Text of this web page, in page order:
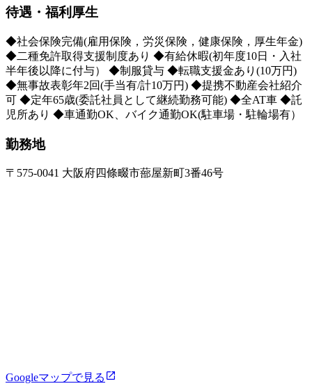
待遇・福利厚生
◆社会保険完備(雇用保険，労災保険，健康保険，厚生年金)
◆二種免許取得支援制度あり ◆有給休暇(初年度10日・入社
半年後以降に付与） ◆制服貸与 ◆転職支援金あり(10万円)
◆無事故表彰年2回(手当有/計10万円) ◆提携不動産会社紹介
可 ◆定年65歳(委託社員として継続勤務可能) ◆全AT車 ◆託
児所あり ◆車通勤OK、バイク通勤OK(駐車場・駐輪場有）
勤務地
〒575-0041 大阪府四條畷市蔀屋新町3番46号
Googleマップで見る